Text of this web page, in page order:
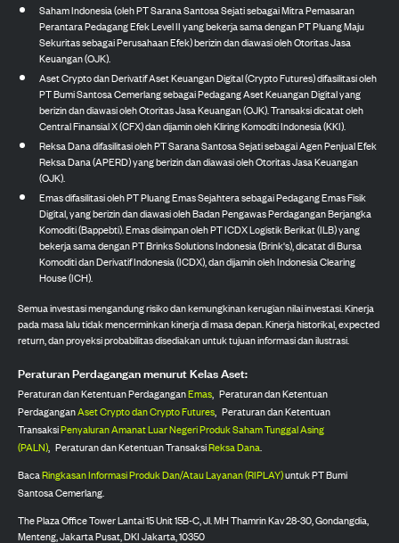
Saham Indonesia (oleh PT Sarana Santosa Sejati sebagai Mitra Pemasaran
Perantara Pedagang Efek Level II yang bekerja sama dengan PT Pluang Maju
Sekuritas sebagai Perusahaan Efek) berizin dan diawasi oleh Otoritas Jasa
Keuangan (OJK).
Aset Crypto dan Derivatif Aset Keuangan Digital (Crypto Futures) difasilitasi oleh
PT Bumi Santosa Cemerlang sebagai Pedagang Aset Keuangan Digital yang
berizin dan diawasi oleh Otoritas Jasa Keuangan (OJK). Transaksi dicatat oleh
Central Finansial X (CFX) dan dijamin oleh Kliring Komoditi Indonesia (KKI).
Reksa Dana difasilitasi oleh PT Sarana Santosa Sejati sebagai Agen Penjual Efek
Reksa Dana (APERD) yang berizin dan diawasi oleh Otoritas Jasa Keuangan
(OJK).
Emas difasilitasi oleh PT Pluang Emas Sejahtera sebagai Pedagang Emas Fisik
Digital, yang berizin dan diawasi oleh Badan Pengawas Perdagangan Berjangka
Komoditi (Bappebti). Emas disimpan oleh PT ICDX Logistik Berikat (ILB) yang
bekerja sama dengan PT Brinks Solutions Indonesia (Brink's), dicatat di Bursa
Komoditi dan Derivatif Indonesia (ICDX), dan dijamin oleh Indonesia Clearing
House (ICH).
Semua investasi mengandung risiko dan kemungkinan kerugian nilai investasi. Kinerja
pada masa lalu tidak mencerminkan kinerja di masa depan. Kinerja historikal, expected
return, dan proyeksi probabilitas disediakan untuk tujuan informasi dan ilustrasi.
Peraturan Perdagangan menurut Kelas Aset:
Peraturan dan Ketentuan PerdaganganEmas, Peraturan dan Ketentuan
PerdaganganAset Crypto dan Crypto Futures, Peraturan dan Ketentuan
TransaksiPenyaluran Amanat Luar Negeri Produk Saham Tunggal Asing
(PALN), Peraturan dan Ketentuan TransaksiReksa Dana.
BacaRingkasan Informasi Produk Dan/Atau Layanan (RIPLAY)untuk PT Bumi
Santosa Cemerlang.
The Plaza Office Tower Lantai 15 Unit 15B-C, Jl. MH Thamrin Kav 28-30, Gondangdia,
Menteng, Jakarta Pusat, DKI Jakarta, 10350